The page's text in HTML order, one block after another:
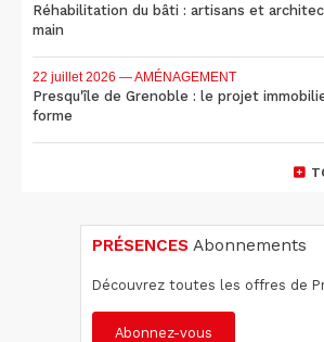
Réhabilitation du bâti : artisans et
main
22 juillet 2026 — AMÉNAGEMENT
Presqu'île de Grenoble : le projet
forme
PRÉSENCES Abonnements
Découvrez toutes les offres de
Abonnez-vous